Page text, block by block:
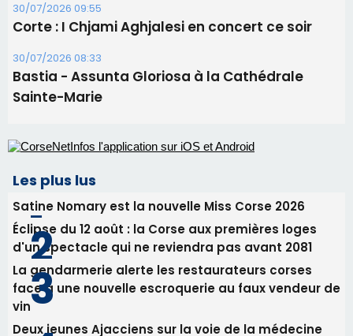
30/07/2026 09:55
Corte : I Chjami Aghjalesi en concert ce soir
30/07/2026 08:33
Bastia - Assunta Gloriosa à la Cathédrale
Sainte-Marie
Les plus lus
Satine Nomary est la nouvelle Miss Corse 2026
Éclipse du 12 août : la Corse aux premières loges
d'un spectacle qui ne reviendra pas avant 2081
La gendarmerie alerte les restaurateurs corses
face à une nouvelle escroquerie au faux vendeur de
vin
Deux jeunes Ajacciens sur la voie de la médecine